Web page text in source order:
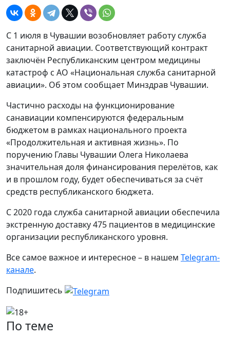
С 1 июля в Чувашии возобновляет работу служба
санитарной авиации. Соответствующий контракт
заключён Республиканским центром медицины
катастроф с АО «Национальная служба санитарной
авиации». Об этом сообщает Минздрав Чувашии.
Частично расходы на функционирование
санавиации компенсируются федеральным
бюджетом в рамках национального проекта
«Продолжительная и активная жизнь». По
поручению Главы Чувашии Олега Николаева
значительная доля финансирования перелётов, как
и в прошлом году, будет обеспечиваться за счёт
средств республиканского бюджета.
С 2020 года служба санитарной авиации обеспечила
экстренную доставку 475 пациентов в медицинские
организации республиканского уровня.
Все самое важное и интересное – в нашем Telegram-
канале.
Подпишитесь
По теме